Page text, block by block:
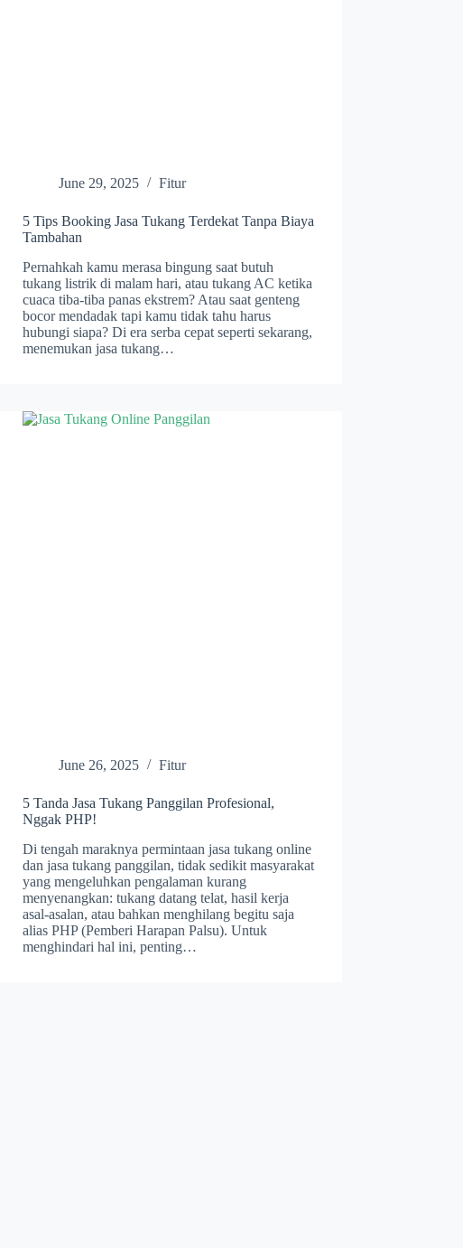
June 29, 2025 Fitur
5 Tips Booking Jasa Tukang Terdekat Tanpa Biaya
Tambahan
Pernahkah kamu merasa bingung saat butuh
tukang listrik di malam hari, atau tukang AC ketika
cuaca tiba-tiba panas ekstrem? Atau saat genteng
bocor mendadak tapi kamu tidak tahu harus
hubungi siapa? Di era serba cepat seperti sekarang,
menemukan jasa tukang…
June 26, 2025 Fitur
5 Tanda Jasa Tukang Panggilan Profesional,
Nggak PHP!
Di tengah maraknya permintaan jasa tukang online
dan jasa tukang panggilan, tidak sedikit masyarakat
yang mengeluhkan pengalaman kurang
menyenangkan: tukang datang telat, hasil kerja
asal-asalan, atau bahkan menghilang begitu saja
alias PHP (Pemberi Harapan Palsu). Untuk
menghindari hal ini, penting…